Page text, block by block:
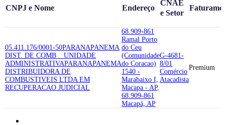
CNPJ e Nome Endereço
CNAE
e Setor
05.411.176/0001-50PARANAPANEMA
DIST. DE COMB _ UNIDADE
ADMINISTRATIVAPARANAPANEMA
DISTRIBUIDORA DE
COMBUSTIVEIS LTDA EM
RECUPERACAO JUDICIAL
68.909-861
Ramal Porto
do Ceu
(Comunidade
do Coracao)
1540 -
Marabaixo I,
Macapa - AP,
68.909-861
Macapá, AP
G-4681-
8/01
Comércio
Atacadista
Premium